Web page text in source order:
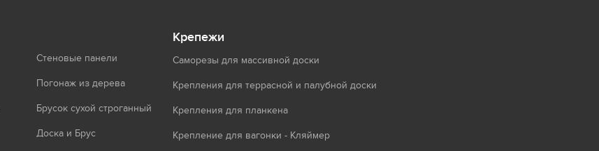
Стеновые панели
Погонаж из дерева
Брусок сухой строганный
Доска и Брус
Крепежи
Саморезы для массивной доски
Крепления для террасной и палубной доски
Крепления для планкена
Крепление для вагонки - Кляймер